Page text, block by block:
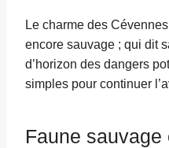
Le charme des
encore sauvage ; qui dit
d’horizon des dangers
simples pour continuer
Faune sauvage